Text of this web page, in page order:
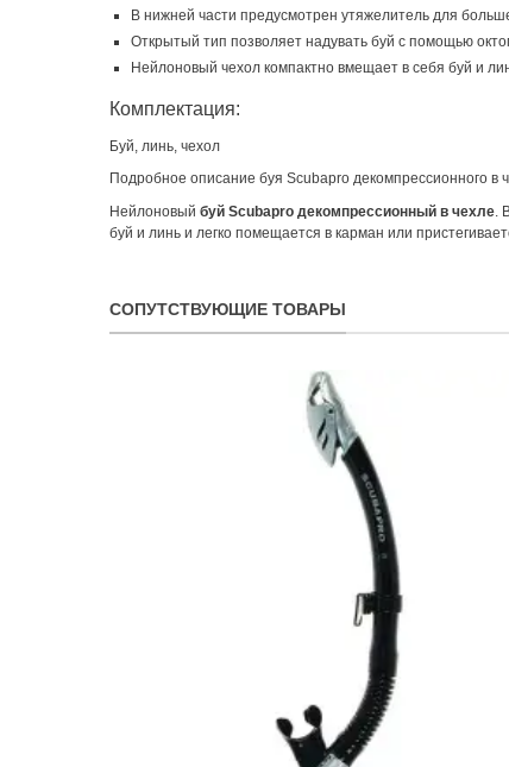
В нижней части предусмотрен утяжелитель для
Открытый тип позволяет надувать буй с помощью
Нейлоновый чехол компактно вмещает в себя буй и
Комплектация:
Буй, линь, чехол
Подробное описание буя Scubapro декомпрессионного в
Нейлоновый буй Scubapro декомпрессионный в чехле
буй и линь и легко помещается в карман или
СОПУТСТВУЮЩИЕ ТОВАРЫ